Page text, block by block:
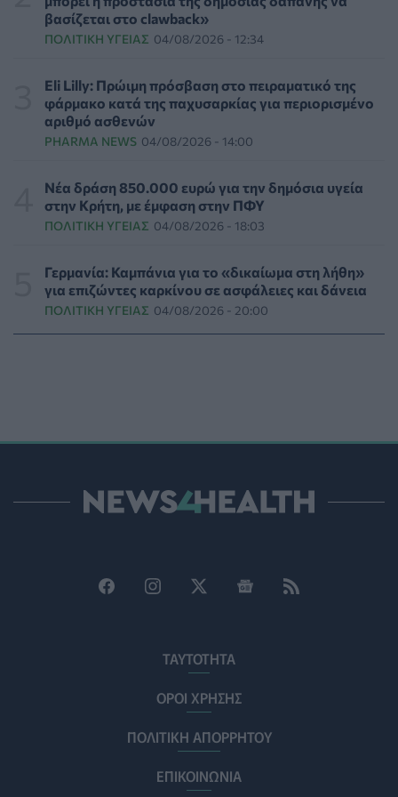
Γιατί οι γιατροί διστάζουν να γράψουν ορμονική
θεραπεία για την εμμηνόπαυση
Γιαννάκος: Πρωτοφανής πίεση στο Νοσοκομείο
Ζακύνθου - Καταγγέλθηκαν οκτώ βιασμοί γυναικών
ΠΟΛΙΤΙΚΉ ΥΓΕΊΑΣ 06/08/2026 - 16:34
Έκτακτα μέτρα και στην Καστοριά κατά της διασποράς
της ευλογιάς των προβάτων
ΕΠΙΚΑΙΡΌΤΗΤΑ 06/08/2026 - 16:16
Τα τρία SOS στη μέση ηλικία που εξασφαλίζουν 13
επιπλέον χρόνια χωρίς άνοια
ΥΓΕΊΑ 06/08/2026 - 16:00
Βίντεο από την καμπάνια Raise Her Voice για την
ΨΥΧΙΚΉ ΥΓΕΊΑ 06/08/2026 - 15:21
06/08/2026 - 15:00
σε 120.000 στρέμματα ορυζώνων στις 10, 11 και 12
06/08/2026 - 14:41
ΕΔΟΕΑΠ: Συστάσεις για τις επερχόμενες ζέστες -
Πότε πρέπει να απευθυνθούμε στον γιατρό μας
06/08/2026 - 14:17
βασίζεται στο clawback»
ΠΟΛΙΤΙΚΉ ΥΓΕΊΑΣ 04/08/2026 - 12:34
Eli Lilly: Πρώιμη πρόσβαση στο πειραματικό της
φάρμακο κατά της παχυσαρκίας για περιορισμένο
αριθμό ασθενών
PHARMA NEWS 04/08/2026 - 14:00
Νέα δράση 850.000 ευρώ για την δημόσια υγεία
στην Κρήτη, με έμφαση στην ΠΦΥ
ΠΟΛΙΤΙΚΉ ΥΓΕΊΑΣ 04/08/2026 - 18:03
Γερμανία: Καμπάνια για το «δικαίωμα στη λήθη»
για επιζώντες καρκίνου σε ασφάλειες και δάνεια
ΠΟΛΙΤΙΚΉ ΥΓΕΊΑΣ 04/08/2026 - 20:00
ΤΑΥΤΟΤΗΤΑ
ΟΡΟΙ ΧΡΗΣΗΣ
ΠΟΛΙΤΙΚΗ ΑΠΟΡΡΗΤΟΥ
ΕΠΙΚΟΙΝΩΝΙΑ